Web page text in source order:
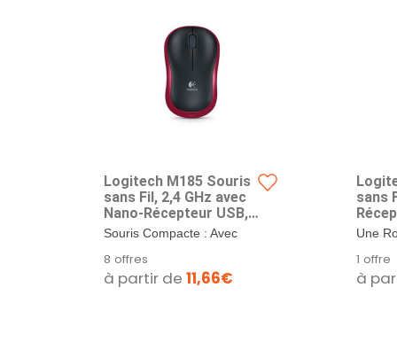
Logitech M185 Souris
sans Fil, 2,4 GHz avec
Nano-Récepteur USB,
Batterie Longue Durée
12 Mois, Suivi Optique
1000 PPP, Ambidextre,
Compatible avec
PC/Mac/Portable -
Souris Compacte : Avec
incurvée, cette...
8 offres
à partir de 11,66€
sans
PC/
Une
1 offre
à